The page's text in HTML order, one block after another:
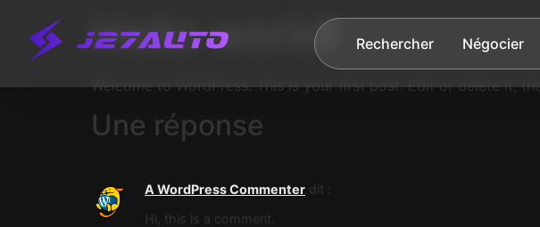
Rechercher Négocier
Hello world!
Welcome to WordPress. This is your first post. Edit or delete it,
Une réponse
A WordPress Commenter dit :
Hi, this is a comment.